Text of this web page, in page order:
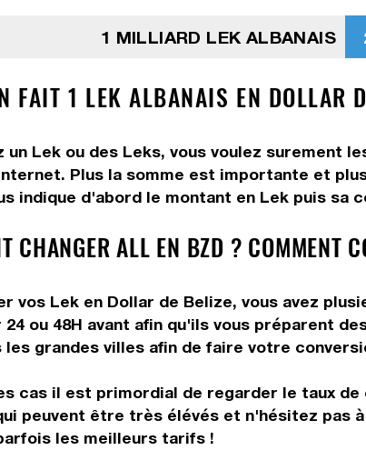
1 MILLIARD LEK ALBANAIS
FAIT 1 LEK ALBANAIS EN DOLLAR
un Lek ou des Leks, vous voulez surement
Plus la somme est importante et
indique d'abord le montant en Lek puis sa
CHANGER ALL EN BZD ? COMMENT
vos Lek en Dollar de Belize, vous avez
ou 48H avant afin qu'ils vous préparent
les grandes villes afin de faire votre
cas il est primordial de regarder le taux
peuvent être très élévés et n'hésitez pas
les meilleurs tarifs !